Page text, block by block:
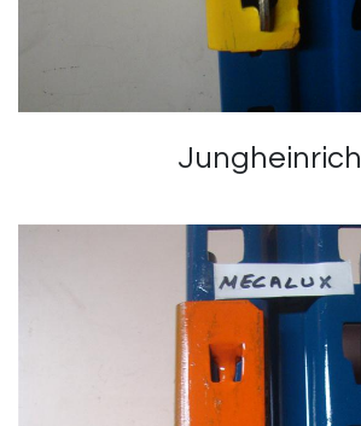
Jungheinrich